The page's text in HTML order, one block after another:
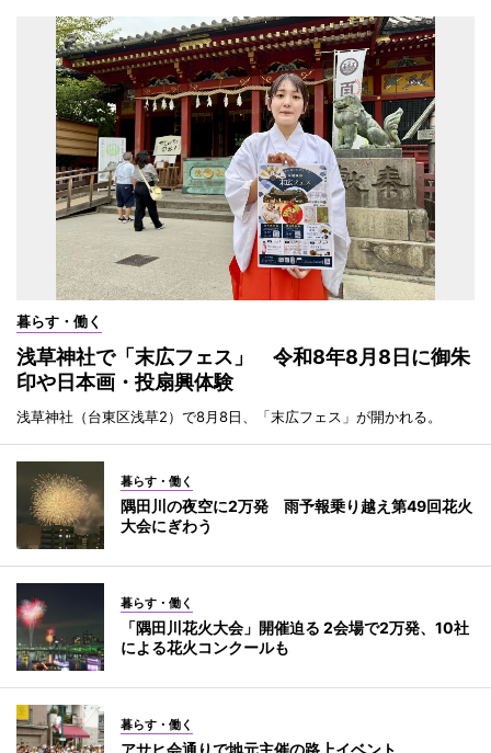
暮らす・働く
浅草神社で「末広フェス」 令和8年8月8日に御朱
印や日本画・投扇興体験
浅草神社（台東区浅草2）で8月8日、「末広フェス」が開かれる。
暮らす・働く
隅田川の夜空に2万発 雨予報乗り越え第49回花火
大会にぎわう
暮らす・働く
「隅田川花火大会」開催迫る 2会場で2万発、10社
による花火コンクールも
暮らす・働く